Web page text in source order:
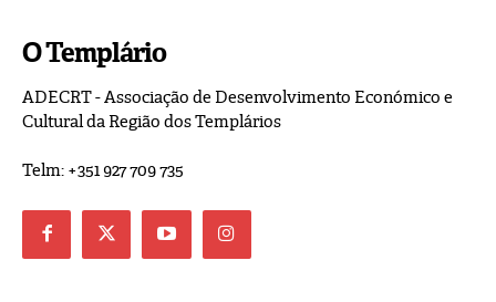
O Templário
ADECRT - Associação de Desenvolvimento Económico e
Cultural da Região dos Templários
Telm: +351 927 709 735